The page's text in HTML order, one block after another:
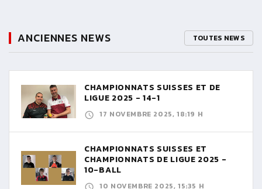
ANCIENNES NEWS TOUTES NEWS
CHAMPIONNATS SUISSES ET DE
LIGUE 2025 - 14-1
17 NOVEMBRE 2025, 18:19 H
CHAMPIONNATS SUISSES ET
CHAMPIONNATS DE LIGUE 2025 -
10-BALL
10 NOVEMBRE 2025, 15:35 H